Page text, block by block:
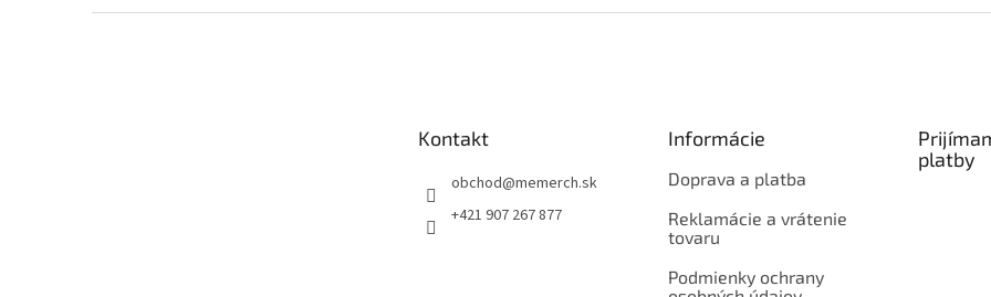
Kontakt
obchod@memerch.sk
+421 907 267 877
Informácie
Doprava a platba
Reklamácie a vrátenie
tovaru
Podmienky ochrany
platby